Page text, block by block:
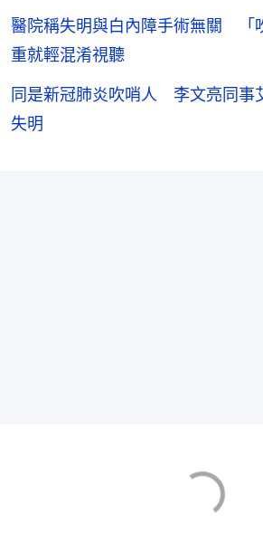
醫院稱失明與白內障手術無關 「
重就輕混淆視聽
同是新冠肺炎吹哨人 李文亮同事
失明